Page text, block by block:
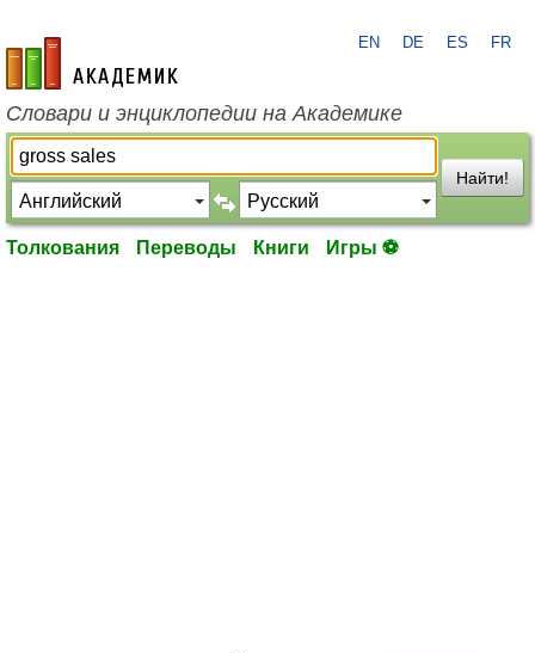
academic.ru
EN DE ES FR
Словари и энциклопедии на Академике
Найти!
Толкования Переводы Книги Игры ⚽